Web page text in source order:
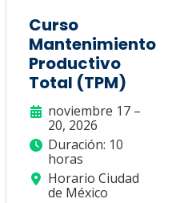
Curso
Mantenimiento
Productivo
Total (TPM)
noviembre 17 –
20, 2026
Duración: 10
horas
Horario Ciudad
de México